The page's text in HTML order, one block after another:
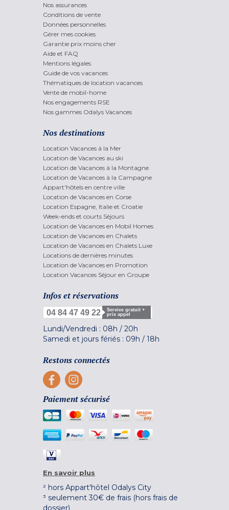
Nos assurances
Conditions de vente
Données personnelles
Gérer mes cookies
Garantie prix moins cher
Aide et FAQ
Mentions légales
Guide de vos vacances
Thématiques de location vacances
Vente de mobil-home
Nos engagements RSE
Nos gammes Odalys Vacances
Nos destinations
Location Vacances à la Mer
Location de Vacances au ski
Location de Vacances à la Montagne
Location de Vacances à la Campagne
Appart'hôtels en centre ville
Location de Vacances en Corse
Location Espagne, Italie et Croatie
Week-ends et courts Séjours
Location de Vacances en Mobil Homes
Location de Vacances en Chalets
Location de Vacances en Chalets Luxe
Locations de dernières minutes
Location de Vacances en Promotion
Location Vacances Séjour en Groupe
Infos et réservations
04 84 47 49 22
Service gratuit +
prix appel
Lundi/Vendredi : 08h / 20h
Samedi et jours fériés : 09h / 18h
Restons connectés
Paiement sécurisé
En savoir plus
² hors Appart'hôtel Odalys City
³ seulement 30€ de frais (hors frais de